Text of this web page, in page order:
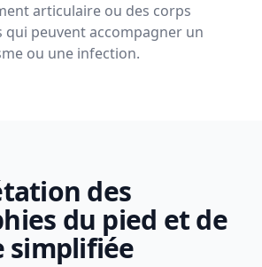
articulaire ou des corps
qui peuvent accompagner un
ou une infection.
des
du pied et de
simplifiée